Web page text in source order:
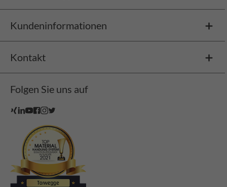
Kundeninformationen
Kontakt
Folgen Sie uns auf